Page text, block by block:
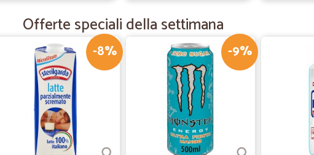
Servizio clienti eccellente
— Alessandro P.
Tutto perfetto nei tempi e nella…
Tutto perfetto nei tempi e nella qualità dei prodotti
Offerte speciali della settimana
-8% -9%